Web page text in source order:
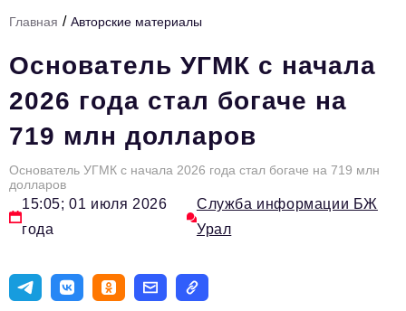
Инфраструктура развития
Технологии и тренды
Ниши и рынки
Цитаты
Туризм
Новости
Импортозамещение
ИННОПРОМ
Главная / Авторские материалы
Основатель УГМК с начала
2026 года стал богаче на
719 млн долларов
Основатель УГМК с начала 2026 года стал богаче на 719 млн
долларов
15:05; 01 июля 2026
года
Служба информации БЖ
Урал